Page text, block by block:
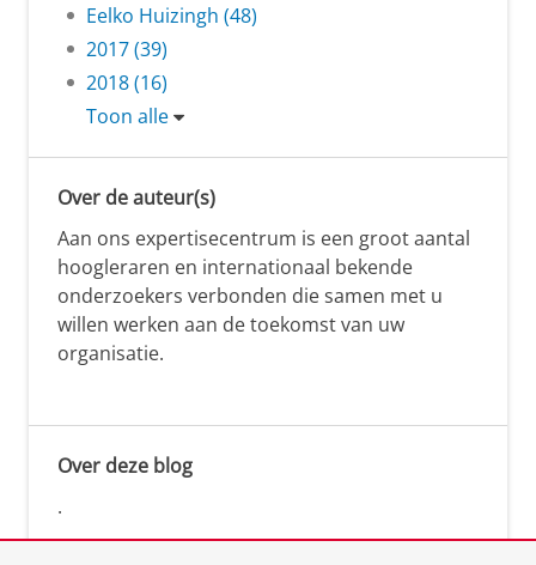
Eelko Huizingh (48)
2017 (39)
2018 (16)
Toon alle
Over de auteur(s)
Aan ons expertisecentrum is een groot aantal
hoogleraren en internationaal bekende
onderzoekers verbonden die samen met u
willen werken aan de toekomst van uw
organisatie.
Over deze blog
.